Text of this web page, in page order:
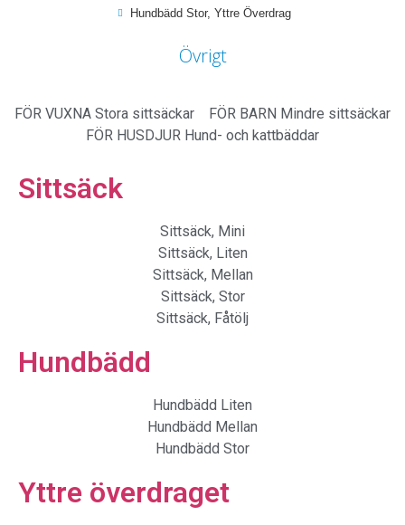
Hundbädd Stor, Yttre Överdrag
Övrigt
FÖR VUXNA Stora sittsäckar FÖR BARN Mindre sittsäckar
FÖR HUSDJUR Hund- och kattbäddar
Sittsäck
Sittsäck, Mini
Sittsäck, Liten
Sittsäck, Mellan
Sittsäck, Stor
Sittsäck, Fåtölj
Hundbädd
Hundbädd Liten
Hundbädd Mellan
Hundbädd Stor
Yttre överdraget